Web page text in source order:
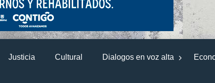
Justicia Cultural Dialogos en voz alta